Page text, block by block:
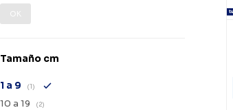
OK
Tamaño cm
1 a 9 (1)
10 a 19 (2)